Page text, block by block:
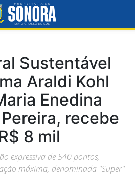
Sustentável
Araldi Kohl
Enedina
recebe
8 mil
expressiva de 540 pontos,
máxima, denominada "Super"